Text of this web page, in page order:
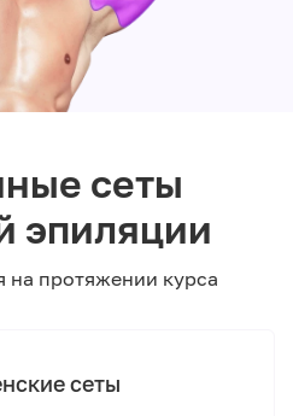
сеты
эпиляции
на протяжении курса
сеты